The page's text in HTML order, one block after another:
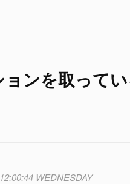
ンを取って
WEDNESDAY